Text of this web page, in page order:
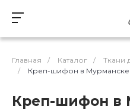
Главная / Каталог /
Ткани
/
Креп-шифон в Мурманске
Креп-шифон в